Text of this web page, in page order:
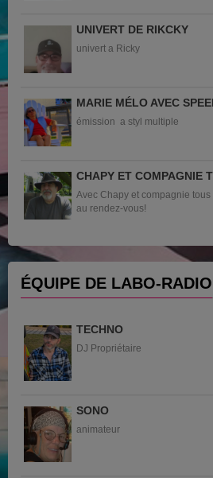
UNIVERT DE RIKCKY
univert a Ricky
MARIE MÉLO AVEC
émission a styl multiple
CHAPY ET COMPAGNIE
Avec Chapy et compagnie
au rendez-vous!
ÉQUIPE DE LABO-RADIO
TECHNO
DJ Propriétaire
SONO
animateur